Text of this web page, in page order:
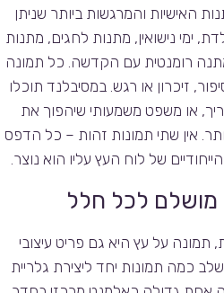
האישיות והמרגשות ביותר שניתן
ימי נישואין, מתנות לחגים, מתנות
רומנטית עם הקדשה. כל תמונה
זיכרון או רגש. במסיבלנד תוכלו
או משפט משמעותי שיהפוך את
אין שתי תמונות זהות – כל הדפס
של לוח העץ עליו הוא נוצר.
מושלם לכל חלל
על עץ היא גם פריט עיצובי
כמה תמונות יחד ליצירת גלריית